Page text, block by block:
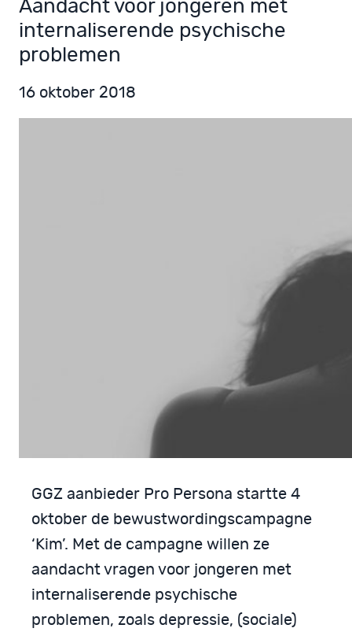
Aandacht voor jongeren met
internaliserende psychische
problemen
16 oktober 2018
GGZ aanbieder Pro Persona startte 4
oktober de bewustwordingscampagne
‘Kim’. Met de campagne willen ze
aandacht vragen voor jongeren met
internaliserende psychische
problemen, zoals depressie, (sociale)